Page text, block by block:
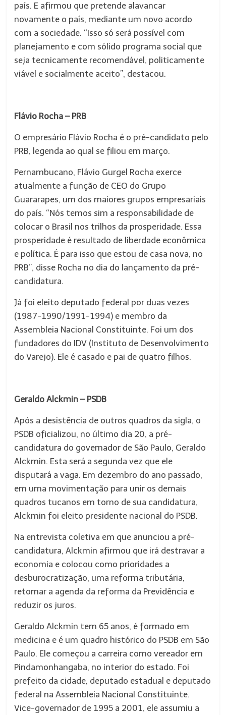
país. E afirmou que pretende alavancar
novamente o país, mediante um novo acordo
com a sociedade. “Isso só será possível com
planejamento e com sólido programa social que
seja tecnicamente recomendável, politicamente
viável e socialmente aceito”, destacou.
Flávio Rocha – PRB
O empresário Flávio Rocha é o pré-candidato pelo
PRB, legenda ao qual se filiou em março.
Pernambucano, Flávio Gurgel Rocha exerce
atualmente a função de CEO do Grupo
Guararapes, um dos maiores grupos empresariais
do país. “Nós temos sim a responsabilidade de
colocar o Brasil nos trilhos da prosperidade. Essa
prosperidade é resultado de liberdade econômica
e política. É para isso que estou de casa nova, no
PRB”, disse Rocha no dia do lançamento da pré-
candidatura.
Já foi eleito deputado federal por duas vezes
(1987-1990/1991-1994) e membro da
Assembleia Nacional Constituinte. Foi um dos
fundadores do IDV (Instituto de Desenvolvimento
do Varejo). Ele é casado e pai de quatro filhos.
Geraldo Alckmin – PSDB
Após a desistência de outros quadros da sigla, o
PSDB oficializou, no último dia 20, a pré-
candidatura do governador de São Paulo, Geraldo
Alckmin. Esta será a segunda vez que ele
disputará a vaga. Em dezembro do ano passado,
em uma movimentação para unir os demais
quadros tucanos em torno de sua candidatura,
Alckmin foi eleito presidente nacional do PSDB.
Na entrevista coletiva em que anunciou a pré-
candidatura, Alckmin afirmou que irá destravar a
economia e colocou como prioridades a
desburocratização, uma reforma tributária,
retomar a agenda da reforma da Previdência e
reduzir os juros.
Geraldo Alckmin tem 65 anos, é formado em
medicina e é um quadro histórico do PSDB em São
Paulo. Ele começou a carreira como vereador em
Pindamonhangaba, no interior do estado. Foi
prefeito da cidade, deputado estadual e deputado
federal na Assembleia Nacional Constituinte.
Vice-governador de 1995 a 2001, ele assumiu a